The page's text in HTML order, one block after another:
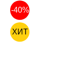
-40%
ХИТ